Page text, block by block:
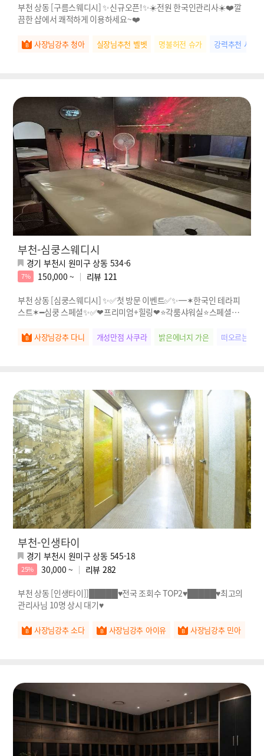
부천 상동 [구름스웨디시] ✨신규오픈!✨☀️전원 한국인관리사☀️❤️깔
끔한 샵에서 쾌적하게 이용하세요~❤️
사장님강추 청아 실장님추천 벨벳 명불허전 슈가 강력추천 샤벳
부천-심쿵스웨디시
경기 부천시 원미구 상동 534-6
7% 150,000 ~ 리뷰 121
부천 상동 [심쿵스웨디시] ✨✅첫 방문 이벤트✅✨━✶한국인 테라피
스트✶━심쿵 스페셜✨✅❤프리미엄+힐링❤⭐각룸샤워실⭐스페셜❤재
사장님강추 다니 개성만점 사쿠라 밝은에너지 가은 떠오르는별
부천-인생타이
경기 부천시 원미구 상동 545-18
25% 30,000 ~ 리뷰 282
부천 상동 [인생타이]]█████♥전국 조회수 TOP2♥█████♥최고의
관리사님 10명 상시 대기♥
사장님강추 소다 사장님강추 아이유 사장님강추 민아